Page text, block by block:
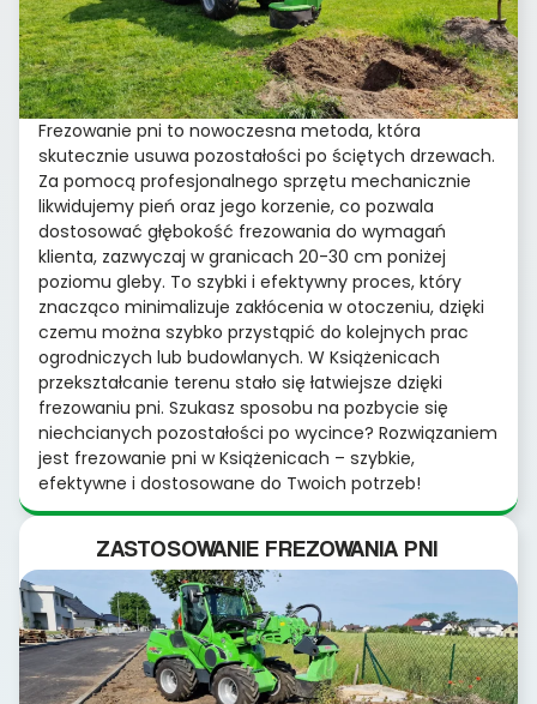
Frezowanie pni to nowoczesna metoda, która
skutecznie usuwa pozostałości po ściętych drzewach.
Za pomocą profesjonalnego sprzętu mechanicznie
likwidujemy pień oraz jego korzenie, co pozwala
dostosować głębokość frezowania do wymagań
klienta, zazwyczaj w granicach 20-30 cm poniżej
poziomu gleby. To szybki i efektywny proces, który
znacząco minimalizuje zakłócenia w otoczeniu, dzięki
czemu można szybko przystąpić do kolejnych prac
ogrodniczych lub budowlanych. W Książenicach
przekształcanie terenu stało się łatwiejsze dzięki
frezowaniu pni. Szukasz sposobu na pozbycie się
niechcianych pozostałości po wycince? Rozwiązaniem
jest frezowanie pni w Książenicach – szybkie,
efektywne i dostosowane do Twoich potrzeb!
ZASTOSOWANIE FREZOWANIA PNI